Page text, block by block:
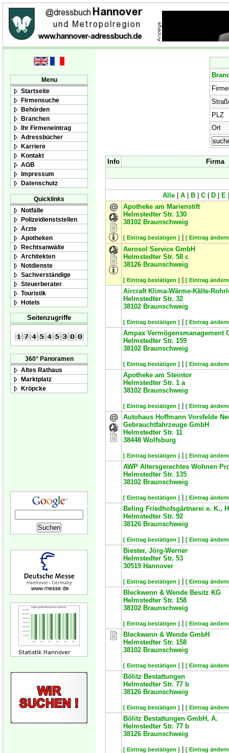
Menu
Startseite
Firmensuche
Behörden
Branchen
Ihr Firmeneintrag
Adressbücher
Karriere
Kontakt
AGB
Impressum
Datenschutz
Quicklinks
Notfälle
Polizeidienststellen
Ärzte
Apotheken
Rechtsanwälte
Architekten
Notdienste
Sachverständige
Steuerberater
Touristik
Hotels
Seitenzugriffe
360° Panoramen
Altes Rathaus
Marktplatz
Kröpcke
PLZ
Ort
Info Firma
Alle A B C D E
Apotheke am Marienstift
Helmstedter Str. 130
38102 Braunschweig
[ Eintrag bestätigen ] [ Eintrag
Aerosol Service GmbH
Helmstedter Str. 58 c
38126 Braunschweig
[ Eintrag bestätigen ] [ Eintrag
Aircraft Klima-Wärme-Kälte-
Helmstedter Str. 32
38102 Braunschweig
[ Eintrag bestätigen ] [ Eintrag
Ampax Vermögensmanagement
Helmstedter Str. 159
38102 Braunschweig
[ Eintrag bestätigen ] [ Eintrag
Apotheke am Steintor
Helmstedter Str. 1 a
38102 Braunschweig
[ Eintrag bestätigen ] [ Eintrag
Autohaus Hoffmann Vorsfelde
Gebrauchtfahrzeuge GmbH
Helmstedter Str. 11
38448 Wolfsburg
[ Eintrag bestätigen ] [ Eintrag
AWP Altersgerechtes Wohnen
Helmstedter Str. 135
38102 Braunschweig
[ Eintrag bestätigen ] [ Eintrag
Beling Friedhofsgärtnerei e. K.,
Helmstedter Str. 92
38126 Braunschweig
[ Eintrag bestätigen ] [ Eintrag
Biester, Jörg-Werner
Helmstedter Str. 53
30519 Hannover
[ Eintrag bestätigen ] [ Eintrag
Bleckwenn & Wende Besitz KG
Helmstedter Str. 158
38102 Braunschweig
[ Eintrag bestätigen ] [ Eintrag
Bleckwenn & Wende GmbH
Helmstedter Str. 158
38102 Braunschweig
[ Eintrag bestätigen ] [ Eintrag
Bölitz Bestattungen
Helmstedter Str. 77 b
38126 Braunschweig
[ Eintrag bestätigen ] [ Eintrag
Bölitz Bestattungen GmbH, A.
Helmstedter Str. 77 b
38126 Braunschweig
[ Eintrag bestätigen ] [ Eintrag